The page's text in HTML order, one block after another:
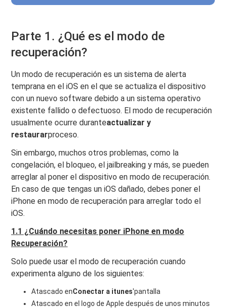
Parte 1. ¿Qué es el modo de
recuperación?
Un modo de recuperación es un sistema de alerta
temprana en el iOS en el que se actualiza el dispositivo
con un nuevo software debido a un sistema operativo
existente fallido o defectuoso. El modo de recuperación
usualmente ocurre duranteactualizar y
restaurarproceso.
Sin embargo, muchos otros problemas, como la
congelación, el bloqueo, el jailbreaking y más, se pueden
arreglar al poner el dispositivo en modo de recuperación.
En caso de que tengas un iOS dañado, debes poner el
iPhone en modo de recuperación para arreglar todo el
iOS.
1.1 ¿Cuándo necesitas poner iPhone en modo
Recuperación?
Solo puede usar el modo de recuperación cuando
experimenta alguno de los siguientes:
Atascado enConectar a itunes'pantalla
Atascado en el logo de Apple después de unos minutos